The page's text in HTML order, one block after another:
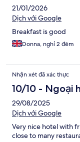
21/01/2026
Dịch với Google
Breakfast is good
Donna, nghỉ 2 đêm
Nhận xét đã xác thực
10/10 - Ngoại
29/08/2025
Dịch với Google
Very nice hotel with
close to many